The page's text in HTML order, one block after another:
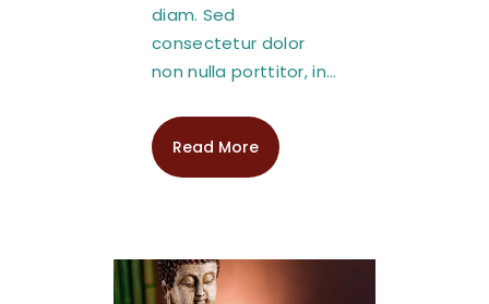
diam. Sed
consectetur dolor
non nulla porttitor, in…
Read More